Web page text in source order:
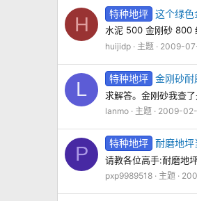
H 特种地坪 这个绿色
水泥 500 金刚砂 800
huijidp 主题 2009-
L 特种地坪 金刚砂耐
求解答。金刚砂我查
lanmo 主题 2009-
P 特种地坪 耐磨地坪
请教各位高手:耐磨地
pxp9989518 主题